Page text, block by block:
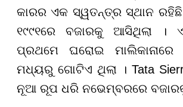
କାରର ଏକ ସ୍ୱତନ୍ତ୍ର ସ୍ଥାନ
୧୯୯୧ରେ ବଜାରକୁ ଆସିଥିଲା ।
ପ୍ରଥମେ ଘରୋଇ
ମଧ୍ୟରୁ ଗୋଟିଏ ଥିଲା । Tata
ନୂଆ ରୂପ ଧରି ନଭେମ୍ବରରେ